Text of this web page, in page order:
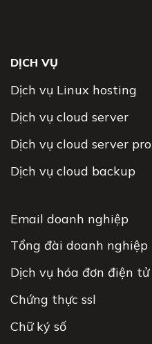
DỊCH VỤ
Dịch vụ Linux hosting
Dịch vụ cloud server
Dịch vụ cloud server pro
Dịch vụ cloud backup
Email doanh nghiệp
Tổng đài doanh nghiệp
Dịch vụ hóa đơn điện tử
Chứng thực ssl
Chữ ký số